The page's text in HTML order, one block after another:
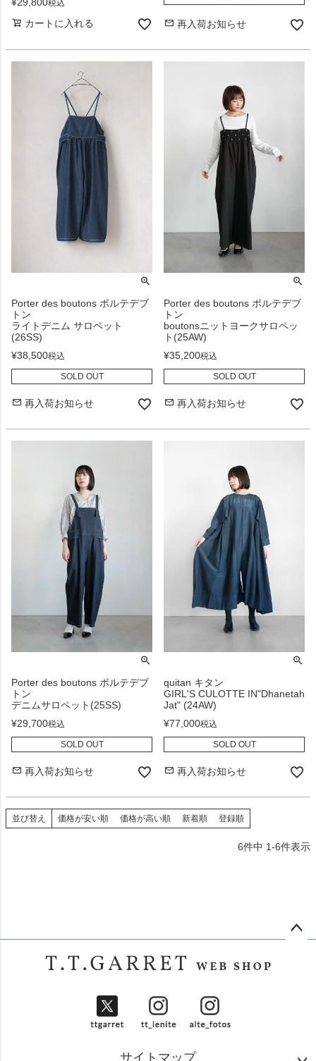
税込
カートに入れる 再入荷お知らせ
Porter des boutons ポルテデブ
トン
ライトデニム サロペット
(26SS)
¥38,500税込
SOLD OUT
再入荷お知らせ
Porter des boutons ポルテデブ
トン
boutonsニットヨークサロペッ
ト(25AW)
¥35,200税込
SOLD OUT
再入荷お知らせ
Porter des boutons ポルテデブ
トン
デニムサロペット(25SS)
¥29,700税込
SOLD OUT
再入荷お知らせ
quitan キタン
GIRL'S CULOTTE IN"Dhanetah
Jat" (24AW)
¥77,000税込
SOLD OUT
再入荷お知らせ
並び替え 価格が安い順 価格が高い順 新着順 登録順
6件中 1-6件表示
サイトマップ